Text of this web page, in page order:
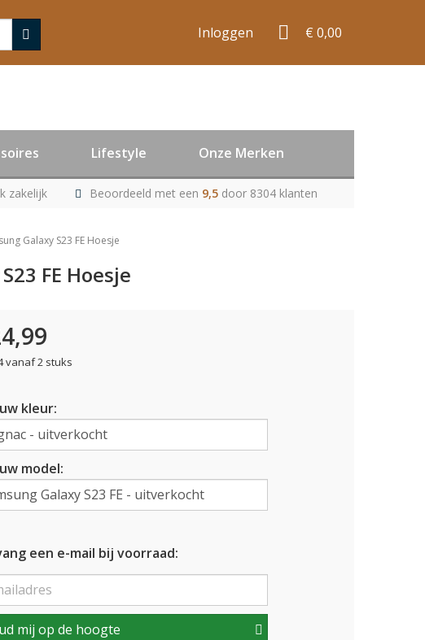
Inloggen € 0,00
Lifestyle Onze Merken
zakelijk Beoordeeld met een 9,5 door 8304 klanten
Galaxy S23 FE Hoesje
FE Hoesje
vanaf 2 stuks
kleur:
model:
een e-mail bij voorraad:
mij op de hoogte